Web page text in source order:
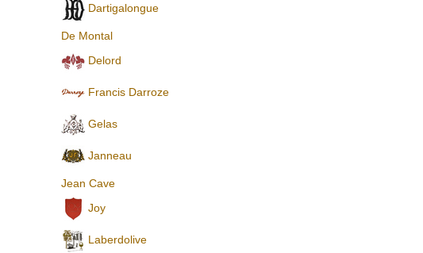
Dartigalongue
De Montal
Delord
Francis Darroze
Gelas
Janneau
Jean Cave
Joy
Laberdolive